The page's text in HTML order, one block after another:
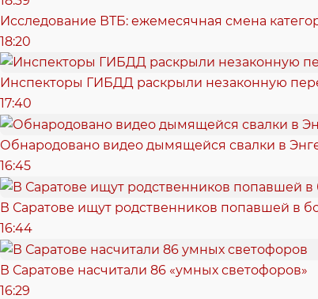
Исследование ВТБ: ежемесячная смена
18:20
Инспекторы ГИБДД раскрыли незаконную
17:40
Обнародовано видео дымящейся свалки в
16:45
В Саратове ищут родственников попавшей в
16:44
В Саратове насчитали 86 «умных светофоров»
16:29